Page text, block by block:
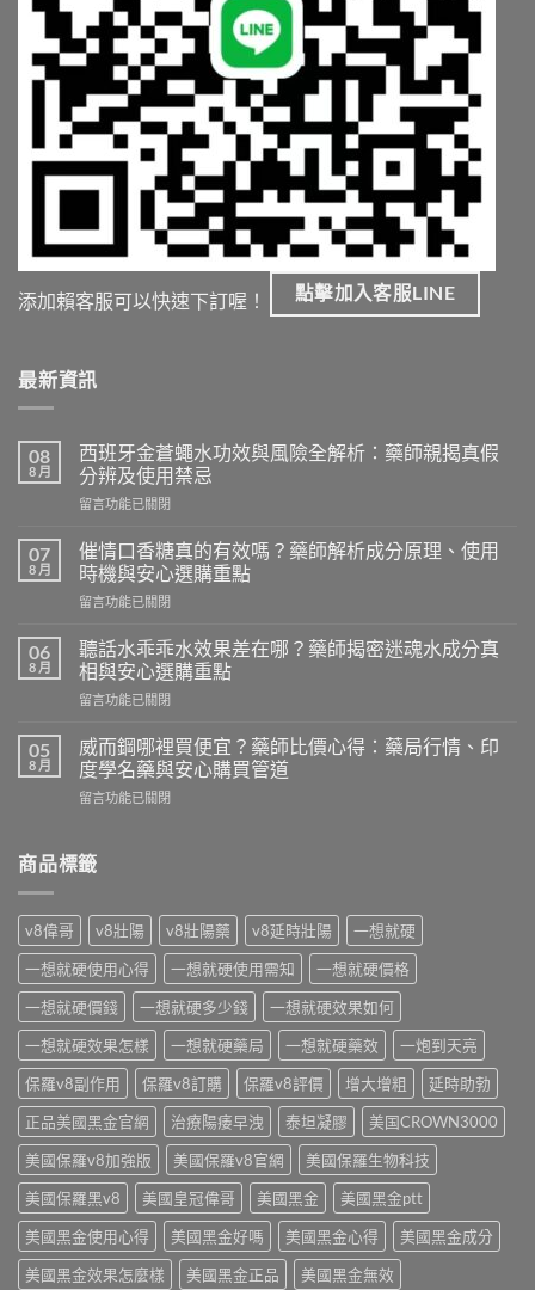
添加賴客服可以快速下訂喔！ 點擊加入客服LINE
最新資訊
08
8 月
西班牙金蒼蠅水功效與風險全解析：藥師親揭真假
分辨及使用禁忌
在
班
牙
金
蒼
水
功
效
與
險
全
析：
親
分
辨
及
使
用
禁
忌〉
中
留言功能已關閉
07
8 月
催情口香糖真的有效嗎？藥師解析成分原理、使用
時機與安心選購重點
在
情
口
香
糖
的
有
效
嗎？
解
原
理、
使
用
時
機
與
安
心
選
購
重
點〉
中
留言功能已關閉
06
8 月
聽話水乖乖水效果差在哪？藥師揭密迷魂水成分真
相與安心選購重點
在
話
水
乖
乖
果
哪？
藥
師
揭
密
迷
魂
水
成
分
真
相
與
安
心
選
購
重
留言功能已關閉
05
8 月
威而鋼哪裡買便宜？藥師比價心得：藥局行情、印
度學名藥與安心購買管道
在
鋼
哪
買
宜？
藥
師
比
價
心
得：
藥
局
行
情、
印
度
學
名
藥
與
留言功能已關閉
商品標籤
v8偉哥 v8壯陽 v8壯陽藥 v8延時壯陽
一想就硬
一想就硬使用心得
一想就硬使用需知
一想就硬價格
一想就硬價錢
一想就硬多少錢
一想就硬效果如何
一想就硬效果怎樣
一想就硬藥局 一想就硬藥效
一炮到天亮
保羅v8副作用
保羅v8訂購 保羅v8評價 增大增粗
延時助勃
正品美國黑金官網
治療陽痿早洩 泰坦凝膠
美国CROWN3000
美國保羅v8加強版
美國保羅v8官網
美國保羅生物科技
美國保羅黑v8
美國皇冠偉哥 美國黑金
美國黑金ptt
美國黑金使用心得
美國黑金好嗎 美國黑金心得
美國黑金成分
美國黑金效果怎麼樣
美國黑金正品 美國黑金無效